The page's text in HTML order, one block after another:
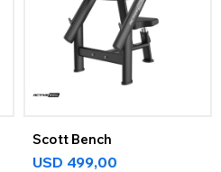
Scott Bench
USD 499,00